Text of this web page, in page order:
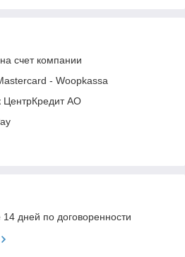
счет компании
- Woopkassa
ЦентрКредит АО
14 дней по договоренности